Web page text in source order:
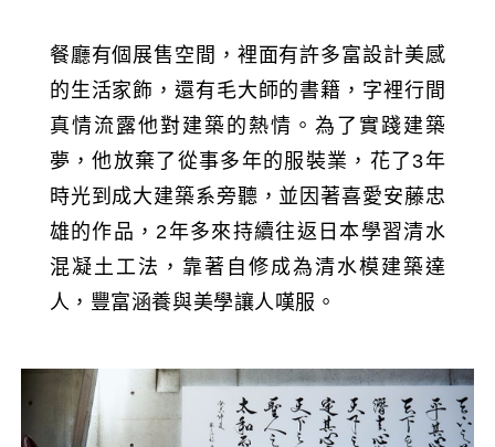
餐廳有個展售空間，裡面有許多富設計美感
的生活家飾，還有毛大師的書籍，字裡行間
真情流露他對建築的熱情。為了實踐建築
夢，他放棄了從事多年的服裝業，花了3年
時光到成大建築系旁聽，並因著喜愛安藤忠
雄的作品，2年多來持續往返日本學習清水
混凝土工法，靠著自修成為清水模建築達
人，豐富涵養與美學讓人嘆服。